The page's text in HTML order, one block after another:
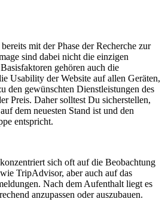
mit der Phase der Recherche zur
sind dabei nicht die einzigen
gehören auch die
Usability der Website auf allen Geräten,
den gewünschten Dienstleistungen des
Preis. Daher solltest Du sicherstellen,
dem neuesten Stand ist und den
entspricht.
sich oft auf die Beobachtung
TripAdvisor, aber auch auf das
Nach dem Aufenthalt liegt es
anzupassen oder auszubauen.